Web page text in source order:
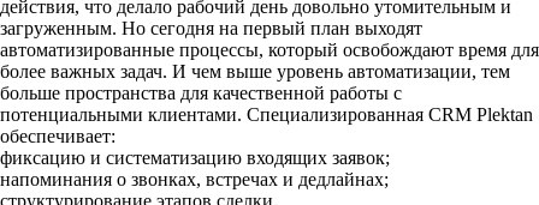
действия, что делало рабочий день довольно утомительным и
загруженным. Но сегодня на первый план выходят
автоматизированные процессы, который освобождают время для
более важных задач. И чем выше уровень автоматизации, тем
больше пространства для качественной работы с
потенциальными клиентами. Специализированная CRM Plektan
обеспечивает:
фиксацию и систематизацию входящих заявок;
напоминания о звонках, встречах и дедлайнах;
структурирование этапов сделки.